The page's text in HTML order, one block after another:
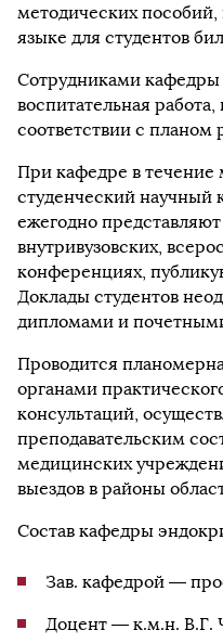
методических
языке для студентов
Сотрудниками кафедры
воспитательная
соответствии с планом
При кафедре в течение
студенческий научный
ежегодно
внутривузовских,
конференциях,
Доклады студентов
дипломами и
Проводится
органами
консультаций,
преподавательским
медицинских
выездов в районы
Состав кафедры
Зав. кафедрой —
Доцент — к.м.н. В.Г.